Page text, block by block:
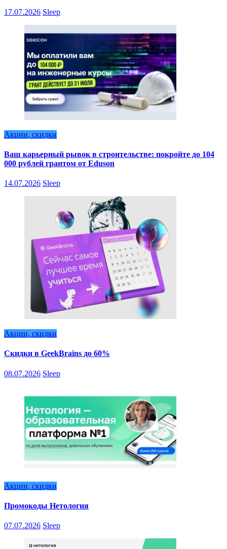
17.07.2026 Sleep
Акции, скидки
Ваш карьерный рывок в строительстве: покройте до 104
000 рублей грантом от Eduson
14.07.2026 Sleep
Акции, скидки
Скидки в GeekBrains до 60%
08.07.2026 Sleep
Акции, скидки
Промокоды Нетология
07.07.2026 Sleep